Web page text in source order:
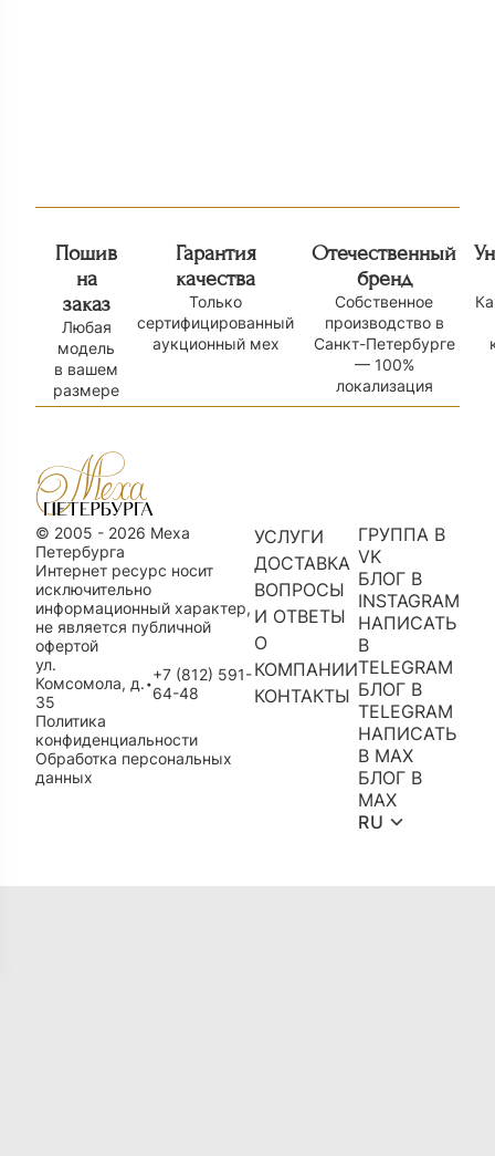
Пошив
на
заказ
Любая
модель
в вашем
размере
Гарантия
качества
Только
сертифицированный
аукционный мех
Отечественный
бренд
Собственное
производство в
Санкт-Петербурге
— 100%
локализация
© 2005 - 2026 Меха
Петербурга
Интернет ресурс носит
исключительно
информационный характер,
не является публичной
офертой
ул.
Комсомола, д.
35
•+7 (812) 591-
64-48
Политика
конфиденциальности
Обработка персональных
данных
УСЛУГИ
ДОСТАВКА
ВОПРОСЫ
И ОТВЕТЫ
О
КОМПАНИИ
КОНТАКТЫ
ГРУППА В
VK
БЛОГ В
INSTAGRAM
НАПИСАТЬ
В
TELEGRAM
БЛОГ В
TELEGRAM
НАПИСАТЬ
В MAX
БЛОГ В
MAX
RU